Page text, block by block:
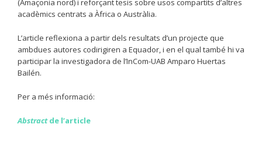
(Amaçonia nord) i reforçant tesis sobre usos compartits d’altres
acadèmics centrats a Àfrica o Austràlia.
L’article reflexiona a partir dels resultats d’un projecte que
ambdues autores codirigiren a Equador, i en el qual també hi va
participar la investigadora de l’InCom-UAB Amparo Huertas
Bailén.
Per a més informació:
Abstractde l’article